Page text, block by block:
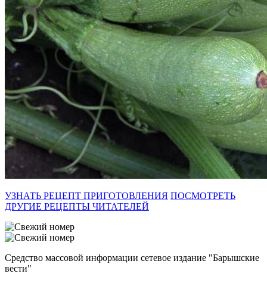
УЗНАТЬ РЕЦЕПТ ПРИГОТОВЛЕНИЯ ПОСМОТРЕТЬ
ДРУГИЕ РЕЦЕПТЫ ЧИТАТЕЛЕЙ
Средство массовой информации сетевое издание "Барышские
вести"